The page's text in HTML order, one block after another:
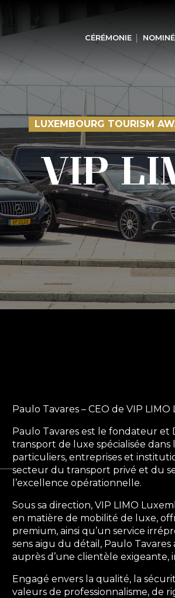
CÉRÉMONIE
LUXEMBOURG TOURISM
VIP
Paulo Tavares – CEO de VIP
Paulo Tavares est le fondateur
transport de luxe spécialisée
particuliers, entreprises et
secteur du transport privé et du
l’excellence opérationnelle.
Sous sa direction, VIP LIMO
en matière de mobilité de luxe,
premium, ainsi qu’un service
sens aigu du détail, Paulo
auprès d’une clientèle exigeante,
Engagé envers la qualité, la
valeurs de professionnalisme, de